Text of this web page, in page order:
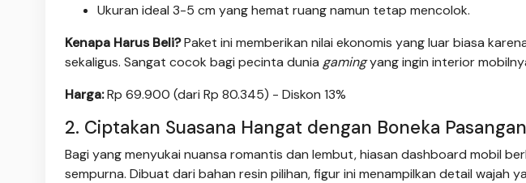
Ukuran ideal 3-5 cm yang hemat ruang namun tetap mencolok.
Kenapa Harus Beli?Paket ini memberikan nilai ekonomis yang luar biasa
sekaligus. Sangat cocok bagi pecinta dunia gamingyang ingin interior
Harga:Rp 69.900 (dari Rp 80.345) - Diskon 13%
2. Ciptakan Suasana Hangat dengan Boneka
Bagi yang menyukai nuansa romantis dan lembut, hiasan dashboard mobil
sempurna. Dibuat dari bahan resin pilihan, figur ini menampilkan detail wajah